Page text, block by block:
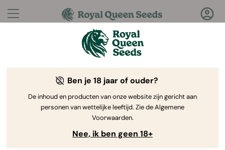
Vragen?Antwoorden!
Welkom bij de Royal Queen Seeds Help Center
Ben je 18 jaar of ouder?
De inhoud en producten van onze website zijn gericht aan
personen van wettelijke leeftijd. Zie de Algemene
Voorwaarden.
Nee, ik ben geen 18+